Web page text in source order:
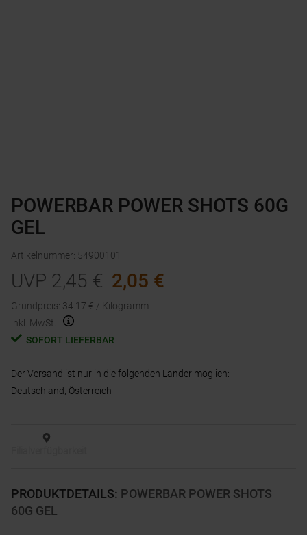
PRODUKTDETAILS: POWERBAR POWER SHOTS
60G GEL
POWERBAR POWER SHOTS 60G
GEL
Artikelnummer: 54900101
UVP 2,45 € 2,05 €
Grundpreis: 34.17 € / Kilogramm
inkl. MwSt.
SOFORT LIEFERBAR
Der Versand ist nur in die folgenden Länder möglich:
Deutschland, Österreich